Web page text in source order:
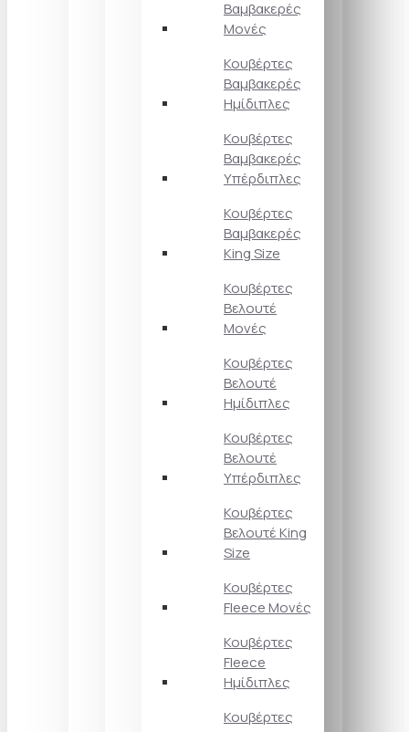
Βαμβακερές
Μονές
Κουβέρτες
Βαμβακερές
Ημίδιπλες
Κουβέρτες
Βαμβακερές
Υπέρδιπλες
Κουβέρτες
Βαμβακερές
King Size
Κουβέρτες
Βελουτέ
Μονές
Κουβέρτες
Βελουτέ
Ημίδιπλες
Κουβέρτες
Βελουτέ
Υπέρδιπλες
Κουβέρτες
Βελουτέ King
Size
Κουβέρτες
Fleece Μονές
Κουβέρτες
Fleece
Ημίδιπλες
Κουβέρτες